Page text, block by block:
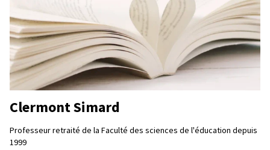
Clermont Simard
Professeur retraité de la Faculté des sciences de l'éducation depuis
1999